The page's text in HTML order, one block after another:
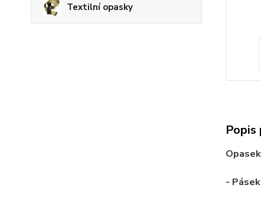
Textilní opasky
Popis
Opasek
-